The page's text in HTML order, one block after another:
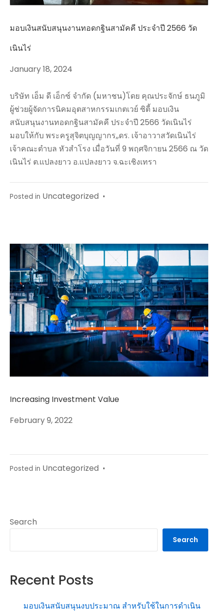
มอบเงินสนับสนุนงานทอดกฐินสามัคคี ประจำปี 2566 วัด
เนินไร่
January 18, 2024
บริษัท เอ็ม ดี เอ็กซ์ จำกัด (มหาชน)โดย คุณประจักษ์ ธนภูมิ
ผู้ช่วยผู้จัดการนิคมอุตสาหกรรมเกตเวย์ ซิตี้ มอบเงิน
สนับสนุนงานทอดกฐินสามัคคี ประจำปี 2566 วัดเนินไร่
มอบให้กับ พระครูสุจิตบุญญากร,,ดร. เจ้าอาวาสวัดเนินไร่
เจ้าคณะตำบล หัวสำโรง เมื่อวันที่ 9 พฤศจิกายน 2566 ณ วัด
เนินไร่ ต.แปลงยาว อ.แปลงยาว จ.ฉะเชิงเทรา
Posted in Uncategorized •
Increasing Investment Value
February 9, 2022
Posted in Uncategorized •
Search
Search
Recent Posts
มอบเงินสนับสนุนงบประมาณ สำหรับใช้ในการดำเนิน